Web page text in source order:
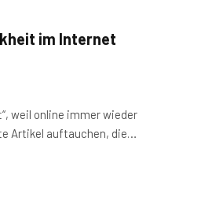
im Internet
weil online immer wieder
Artikel auftauchen, die…